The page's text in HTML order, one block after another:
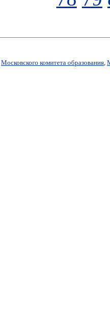
Московского комитета образования,